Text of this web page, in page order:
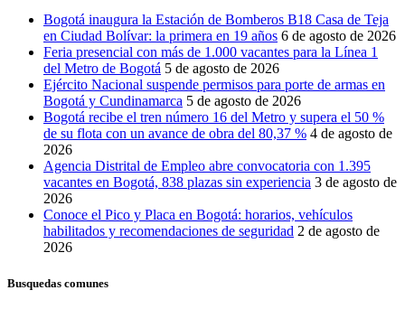
Bogotá inaugura la Estación de Bomberos B18 Casa de Teja
en Ciudad Bolívar: la primera en 19 años 6 de agosto de 2026
Feria presencial con más de 1.000 vacantes para la Línea 1
del Metro de Bogotá 5 de agosto de 2026
Ejército Nacional suspende permisos para porte de armas en
Bogotá y Cundinamarca 5 de agosto de 2026
Bogotá recibe el tren número 16 del Metro y supera el 50 %
de su flota con un avance de obra del 80,37 % 4 de agosto de
2026
Agencia Distrital de Empleo abre convocatoria con 1.395
vacantes en Bogotá, 838 plazas sin experiencia 3 de agosto de
2026
Conoce el Pico y Placa en Bogotá: horarios, vehículos
habilitados y recomendaciones de seguridad 2 de agosto de
2026
Busquedas comunes